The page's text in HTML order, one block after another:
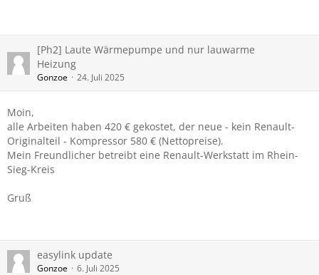
[Ph2] Laute Wärmepumpe und nur lauwarme
Heizung
Gonzoe 24. Juli 2025
Moin,
alle Arbeiten haben 420 € gekostet, der neue - kein Renault-
Originalteil - Kompressor 580 € (Nettopreise).
Mein Freundlicher betreibt eine Renault-Werkstatt im Rhein-
Sieg-Kreis
Gruß
easylink update
Gonzoe 6. Juli 2025